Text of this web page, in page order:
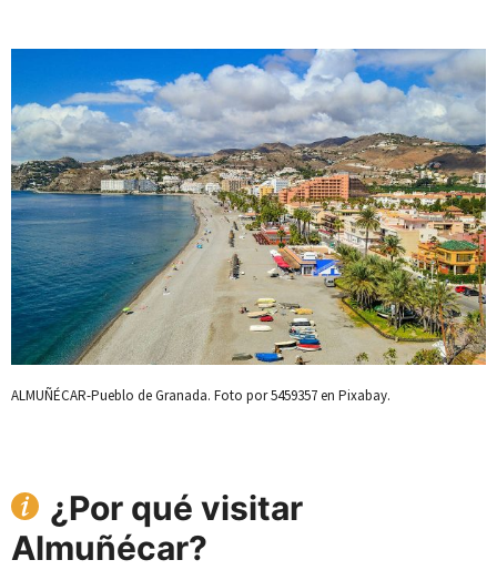
ALMUÑÉCAR-Pueblo de Granada. Foto por 5459357 en Pixabay.
¿Por qué visitar
Almuñécar?